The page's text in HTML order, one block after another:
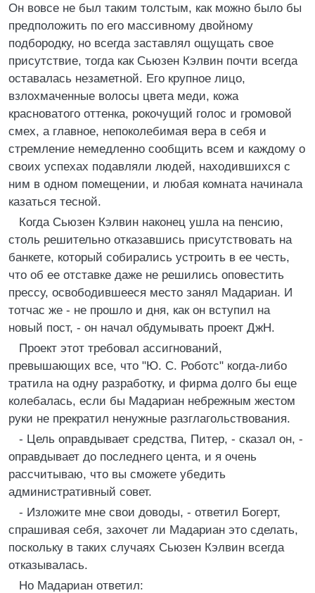
Он вовсе не был таким толстым, как можно было бы
предположить по его массивному двойному
подбородку, но всегда заставлял ощущать свое
присутствие, тогда как Сьюзен Кэлвин почти всегда
оставалась незаметной. Его крупное лицо,
взлохмаченные волосы цвета меди, кожа
красноватого оттенка, рокочущий голос и громовой
смех, а главное, непоколебимая вера в себя и
стремление немедленно сообщить всем и каждому о
своих успехах подавляли людей, находившихся с
ним в одном помещении, и любая комната начинала
казаться тесной.
Когда Сьюзен Кэлвин наконец ушла на пенсию,
столь решительно отказавшись присутствовать на
банкете, который собирались устроить в ее честь,
что об ее отставке даже не решились оповестить
прессу, освободившееся место занял Мадариан. И
тотчас же - не прошло и дня, как он вступил на
новый пост, - он начал обдумывать проект ДжН.
Проект этот требовал ассигнований,
превышающих все, что "Ю. С. Роботс" когда-либо
тратила на одну разработку, и фирма долго бы еще
колебалась, если бы Мадариан небрежным жестом
руки не прекратил ненужные разглагольствования.
- Цель оправдывает средства, Питер, - сказал он, -
оправдывает до последнего цента, и я очень
рассчитываю, что вы сможете убедить
административный совет.
- Изложите мне свои доводы, - ответил Богерт,
спрашивая себя, захочет ли Мадариан это сделать,
поскольку в таких случаях Сьюзен Кэлвин всегда
отказывалась.
Но Мадариан ответил: